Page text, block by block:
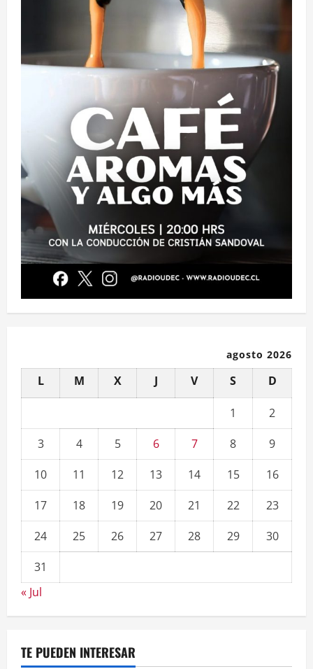
agosto 2026
L M X J V S D
1
2
3
4 5 6 7 8
9
10
11 12 13 14 15
16
17
18 19 20 21 22
23
24
25 26 27 28 29
30
31
« Jul
TE PUEDEN INTERESAR